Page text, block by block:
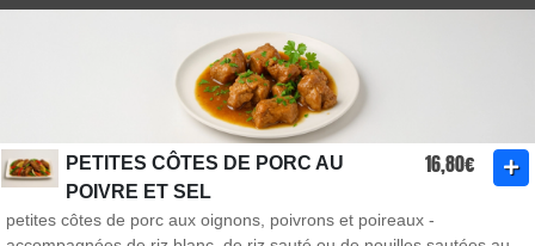
PETITES CÔTES DE PORC AU
POIVRE ET SEL
16,80€
petites côtes de porc aux oignons, poivrons et poireaux -